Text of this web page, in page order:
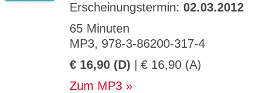
Erscheinungstermin: 02.03.2012
65 Minuten
MP3, 978-3-86200-317-4
€ 16,90 (D) | € 16,90 (A)
Zum MP3